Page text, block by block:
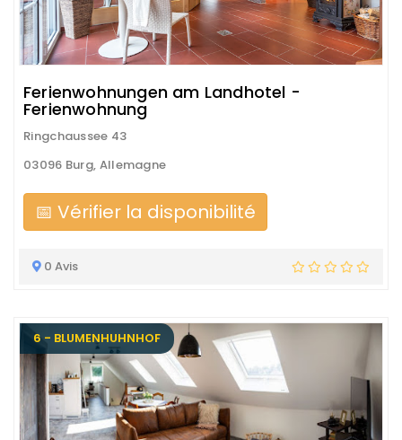
Ferienwohnungen am Landhotel -
Ferienwohnung
Ringchaussee 43
03096 Burg, Allemagne
📅 Vérifier la disponibilité
0 Avis
6 - BLUMENHUHNHOF